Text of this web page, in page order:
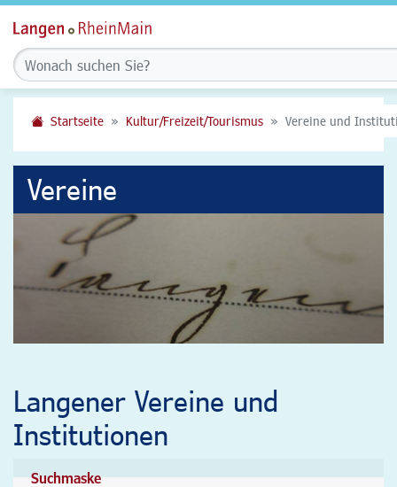
Startseite Kultur/Freizeit/Tourismus Vereine und
Vereine
Langener Vereine und
Institutionen
Suchmaske